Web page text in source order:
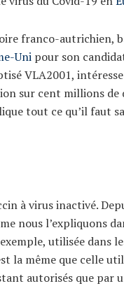
franco-autrichien,
Uni pour son
VLA2001,
sur cent millions de
tout ce qu’il faut
à virus inactivé.
nous l’expliquons
utilisée dans
la même que celle
autorisés que par